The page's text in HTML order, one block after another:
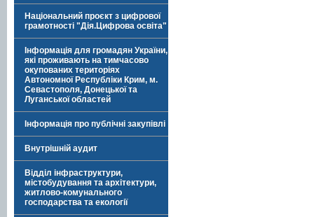
Національний проєкт з цифрової
грамотності "Дія.Цифрова освіта"
Інформація для громадян України,
які проживають на тимчасово
окупованих територіях
Автономної Республіки Крим, м.
Севастополя, Донецької та
Луганської областей
Інформація про публічні закупівлі
Внутрішній аудит
Відділ інфраструктури,
містобудування та архітектури,
житлово-комунального
господарства та екології